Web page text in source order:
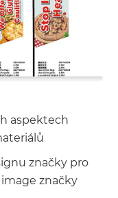
aspektech
značky pro
značky